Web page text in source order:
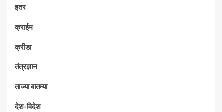
इतर
क्राईम
क्रीडा
तंत्रज्ञान
ताज्या बातम्या
देश-विदेश